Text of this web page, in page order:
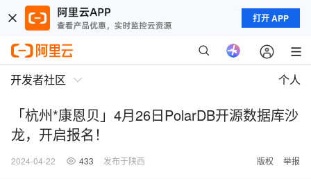
打开 APP
开发者社区 个人
「杭州*康恩贝」4月26日PolarDB开源数据库沙
龙，开启报名！
2024-04-22 433 发布于陕西 版权 举报